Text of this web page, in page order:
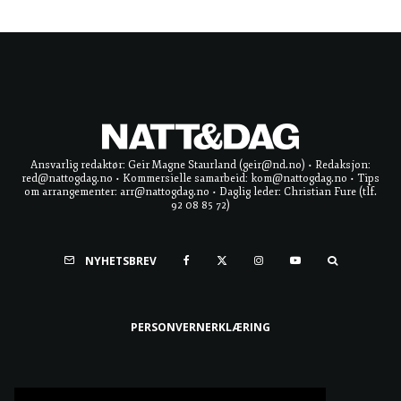
Ansvarlig redaktør: Geir Magne Staurland (geir@nd.no) • Redaksjon:
red@nattogdag.no • Kommersielle samarbeid: kom@nattogdag.no • Tips
om arrangementer: arr@nattogdag.no • Daglig leder: Christian Fure (tlf.
92 08 85 72)
NYHETSBREV
PERSONVERNERKLÆRING